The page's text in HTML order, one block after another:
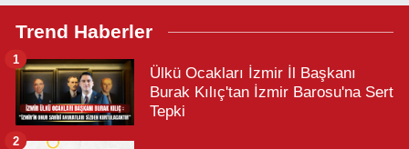
Trend Haberler
Ülkü Ocakları İzmir İl Başkanı
Burak Kılıç'tan İzmir Barosu'na Sert
Tepki
1
2